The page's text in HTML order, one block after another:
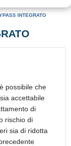
INTEGRATO
possibile che
accettabile
di
rischio di
sia di ridotta